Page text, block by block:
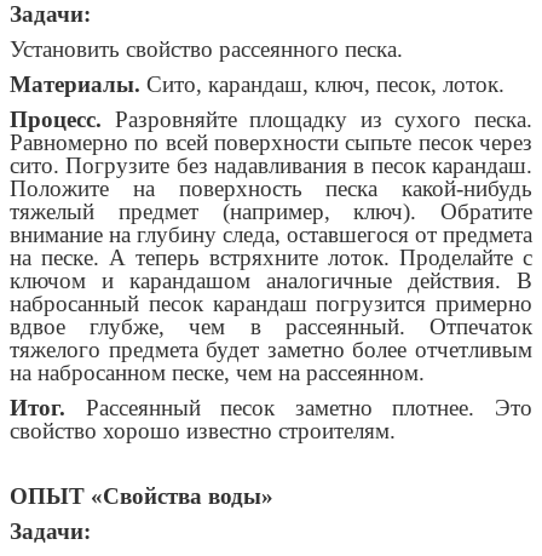
Задачи:
Установить свойство рассеянного песка.
Материалы. Сито, карандаш, ключ, песок, лоток.
Процесс. Разровняйте площадку из сухого песка.
Равномерно по всей поверхности сыпьте песок через
сито. Погрузите без надавливания в песок карандаш.
Положите на поверхность песка какой-нибудь
тяжелый предмет (например, ключ). Обратите
внимание на глубину следа, оставшегося от предмета
на песке. А теперь встряхните лоток. Проделайте с
ключом и карандашом аналогичные действия. В
набросанный песок карандаш погрузится примерно
вдвое глубже, чем в рассеянный. Отпечаток
тяжелого предмета будет заметно более отчетливым
на набросанном песке, чем на рассеянном.
Итог. Рассеянный песок заметно плотнее. Это
свойство хорошо известно строителям.
ОПЫТ «Свойства воды»
Задачи: